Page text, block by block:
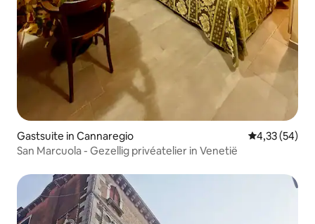
Gastsuite in Cannaregio Gemiddelde
4,33 (54)
San Marcuola - Gezellig privéatelier in Venetië